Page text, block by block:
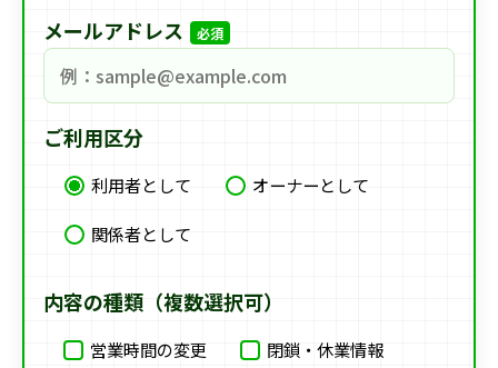
メールアドレス 必須
ご利用区分
利用者として
オーナーとして
関係者として
内容の種類（複数選択可）
営業時間の変更 閉鎖・休業情報